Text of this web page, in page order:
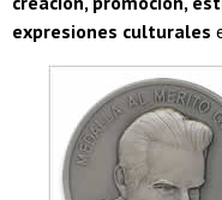
expresiones culturales